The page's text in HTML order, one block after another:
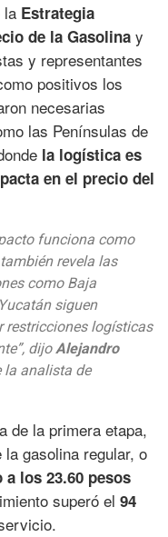
la Estrategia
de la Gasolina y
y representantes
positivos los
necesarias
las Penínsulas de
la logística es
en el precio del
funciona como
revela las
como Baja
siguen
logísticas
dijoAlejandro
la analista de
de la primera etapa,
gasolina regular, o
a los 23.60 pesos
superó el 94